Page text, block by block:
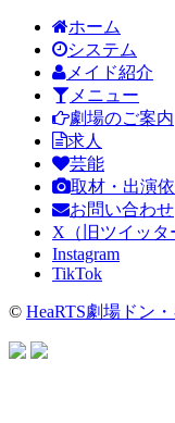
ホーム
システム
メイド紹介
メニュー
劇場のご案内
求人
芸能
取材・出演
お問い合わせ
X（旧ツイッタ
Instagram
TikTok
© HeaRTS劇場ドン